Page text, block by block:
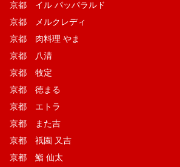
京都 イル パッパラルド
京都 メルクレディ
京都 肉料理 やま
京都 八清
京都 牧定
京都 徳まる
京都 エトラ
京都 また吉
京都 祇園 又吉
京都 鮨 仙太